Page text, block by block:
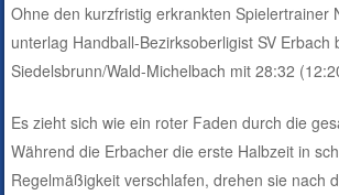
Ohne den kurzfristig erkrankten Spielertrainer
unterlag Handball-Bezirksoberligist SV Erbach
Siedelsbrunn/Wald-Michelbach mit 28:32
Es zieht sich wie ein roter Faden durch die
Während die Erbacher die erste Halbzeit in
Regelmäßigkeit verschlafen, drehen sie nach